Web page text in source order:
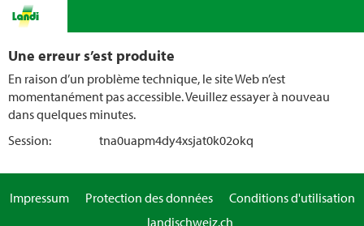
Une erreur s’est produite
En raison d’un problème technique, le site Web n’est
momentanément pas accessible. Veuillez essayer à nouveau
dans quelques minutes.
Session:
tna0uapm4dy4xsjat0k02okq
Impressum Protection des données
Conditions d'utilisation
landischweiz.ch